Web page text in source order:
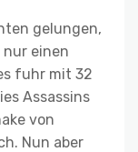
gelungen,
nur einen
fuhr mit 32
Assassins
von
Nun aber